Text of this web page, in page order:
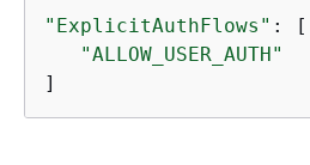
"ExplicitAuthFlows" : [
"ALLOW_USER_AUTH"
]